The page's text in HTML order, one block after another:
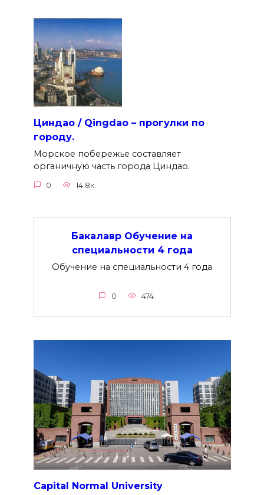
Циндао / Qingdao – прогулки по
городу.
Морское побережье составляет
органичную часть города Циндао.
0 14.8к.
Бакалавр Обучение на
специальности 4 года
Обучение на специальности 4 года
0 474
Capital Normal University